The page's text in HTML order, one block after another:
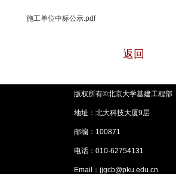
施工单位中标公示.pdf
返回
版权所有©北京大学基建工程部
地址：北大科技大厦9层
邮编：100871
电话：010-62754131
Email：jjgcb@pku.edu.cn